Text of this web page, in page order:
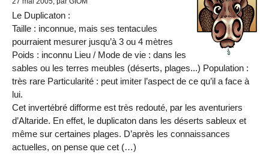
Le Duplicaton :
Taille : inconnue, mais ses tentacules
pourraient mesurer jusqu’à 3 ou 4 mètres
Poids : inconnu Lieu / Mode de vie : dans les
sables ou les terres meubles (déserts, plages...) Population :
très rare Particularité : peut imiter l’aspect de ce qu’il a face à
lui.
Cet invertébré difforme est très redouté, par les aventuriers
d’Altaride. En effet, le duplicaton dans les déserts sableux et
même sur certaines plages. D’après les connaissances
actuelles, on pense que cet (…)